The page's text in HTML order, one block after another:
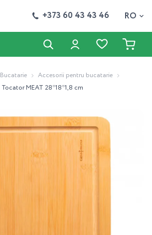
+373 60 43 43 46 RO
Bucatarie
Accesorii pentru bucatarie
Tocator MEAT 28*18*1,8 cm